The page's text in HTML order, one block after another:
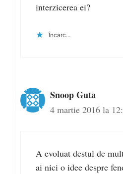
interzicerea ei?
Încarc...
Snoop Guta
4 martie 2016 la
A evoluat destul de
ai nici o idee despre